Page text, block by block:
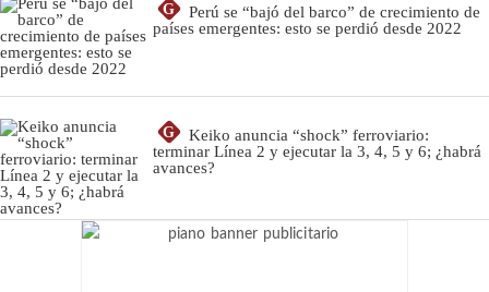
G
Perú se “bajó del barco” de crecimiento de
países emergentes: esto se perdió desde 2022
G
Keiko anuncia “shock” ferroviario:
terminar Línea 2 y ejecutar la 3, 4, 5 y 6; ¿habrá
avances?